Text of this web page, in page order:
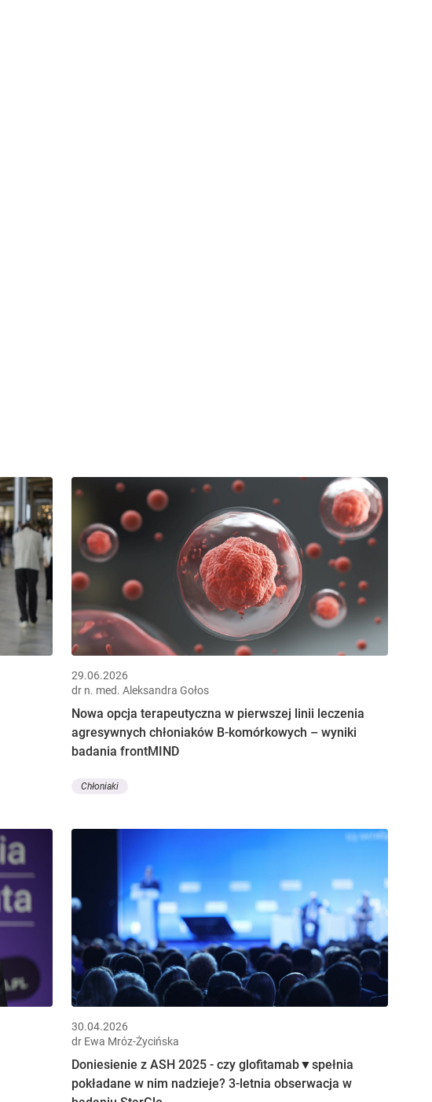
29.06.2026
dr n. med. Aleksandra Gołos
Nowa opcja terapeutyczna w pierwszej linii leczenia
agresywnych chłoniaków B-komórkowych – wyniki
badania frontMIND
Chłoniaki
30.04.2026
dr Ewa Mróz-Życińska
Doniesienie z ASH 2025 - czy glofitamab▼spełnia
pokładane w nim nadzieje? 3-letnia obserwacja w